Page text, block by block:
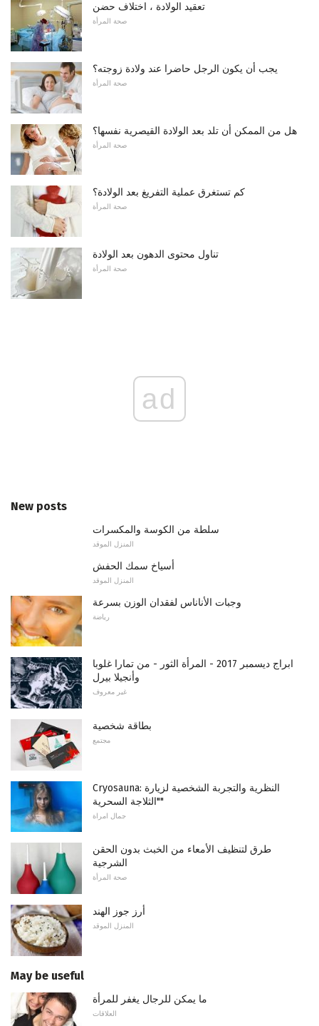
تعقيد الولادة ، اختلاف حضن
صحة المرأة
يجب أن يكون الرجل حاضرا عند ولادة زوجته؟
صحة المرأة
هل من الممكن أن تلد بعد الولادة القيصرية نفسها؟
صحة المرأة
كم تستغرق عملية التفريغ بعد الولادة؟
صحة المرأة
تناول محتوى الدهون بعد الولادة
صحة المرأة
ad
New posts
سلطة من الكوسة والمكسرات
المنزل الموقد
أسياخ سمك الحفش
المنزل الموقد
وجبات الأناناس لفقدان الوزن بسرعة
رياضة
ابراج ديسمبر 2017 - المرأة الثور - من تمارا غلوبا
وأنجيلا بيرل
غير معروف
بطاقة شخصية
مجتمع
Cryosauna: النظرية والتجربة الشخصية لزيارة
"الثلاجة السحرية"
جمال امراة
طرق لتنظيف الأمعاء من الخبث بدون الحقن
الشرجية
صحة المرأة
أرز جوز الهند
المنزل الموقد
May be useful
ما يمكن للرجال يغفر للمرأة
العلاقات